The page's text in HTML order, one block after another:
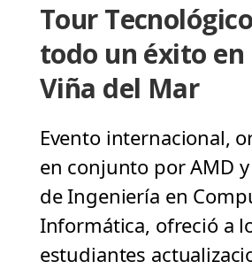
Tour
todo un éxito en
Viña del Mar
Evento internacional,
en conjunto por AMD
de Ingeniería en
Informática, ofreció a
estudiantes